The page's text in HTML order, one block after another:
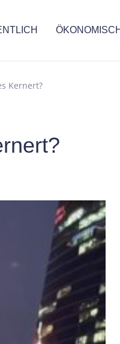
ÖKONOMISCH
Kernert?